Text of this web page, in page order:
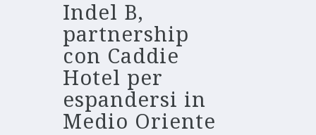
Indel B,
partnership
con Caddie
Hotel per
espandersi in
Medio Oriente